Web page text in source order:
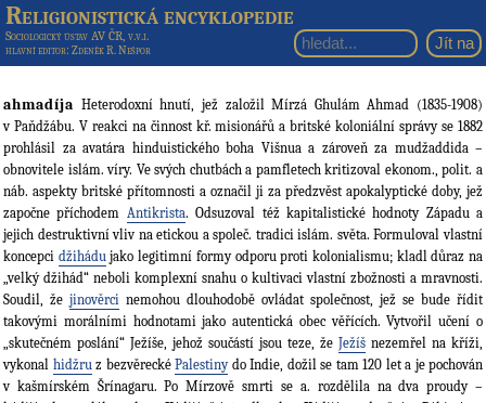
Religionistická encyklopedie
Sociologický ústav AV ČR, v.v.i.
hlavní editor: Zdeněk R. Nešpor
ahmadíja Heterodoxní hnutí, jež založil Mírzá Ghulám Ahmad (1835-1908)
v Paňdžábu. V reakci na činnost kř. misionářů a britské koloniální správy se 1882
prohlásil za avatára hinduistického boha Višnua a zároveň za mudžaddida –
obnovitele islám. víry. Ve svých chutbách a pamfletech kritizoval ekonom., polit. a
náb. aspekty britské přítomnosti a označil ji za předzvěst apokalyptické doby, jež
započne příchodem Antikrista. Odsuzoval též kapitalistické hodnoty Západu a
jejich destruktivní vliv na etickou a společ. tradici islám. světa. Formuloval vlastní
koncepci džihádujako legitimní formy odporu proti kolonialismu; kladl důraz na
„velký džihád“ neboli komplexní snahu o kultivaci vlastní zbožnosti a mravnosti.
Soudil, že jinověrci nemohou dlouhodobě ovládat společnost, jež se bude řídit
takovými morálními hodnotami jako autentická obec věřících. Vytvořil učení o
„skutečném poslání“ Ježíše, jehož součástí jsou teze, že Ježíš nezemřel na kříži,
vykonal hidžruz bezvěrecké Palestinydo Indie, dožil se tam 120 let a je pochován
v kašmírském Šrínagaru. Po Mírzově smrti se a. rozdělila na dva proudy –